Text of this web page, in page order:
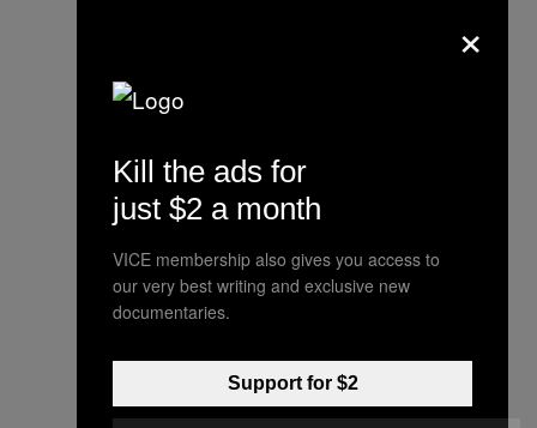
(@ScubaOfficial)
whole
— The Black Madonna
(@blackmadonnachi)January 16,
Fuck all this violence, cartel, terror
This is so sad! Let love rule
Pot (@PanPotOFFICIAL)January
×
Kill the ads for
just $2 a month
VICE membership also gives you access to
our very best writing and exclusive new
documentaries.
Support for $2